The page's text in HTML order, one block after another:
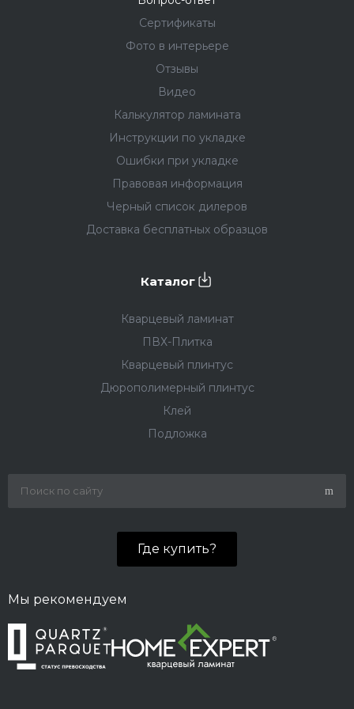
Сертификаты
Фото в интерьере
Отзывы
Видео
Калькулятор ламината
Инструкции по укладке
Ошибки при укладке
Правовая информация
Черный список дилеров
Доставка бесплатных образцов
Каталог
Кварцевый ламинат
ПВХ-Плитка
Кварцевый плинтус
Дюрополимерный плинтус
Клей
Подложка
Где купить?
Мы рекомендуем